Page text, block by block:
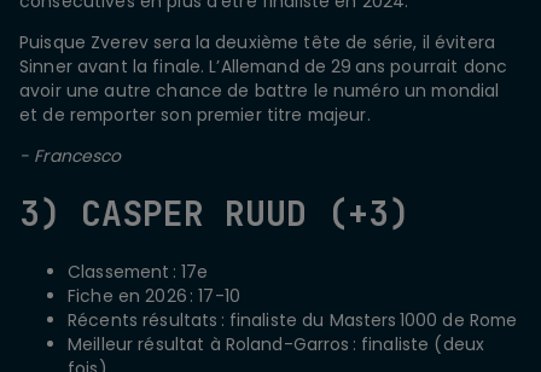
Puisque Zverev sera la deuxième tête de série, il évitera
Sinner avant la finale. L’Allemand de 29 ans pourrait donc
avoir une autre chance de battre le numéro un mondial
et de remporter son premier titre majeur.
- Francesco
3) CASPER RUUD (+3)
Classement : 17e
Fiche en 2026 : 17-10
Récents résultats : finaliste du Masters 1000 de Rome
Meilleur résultat à Roland-Garros : finaliste (deux